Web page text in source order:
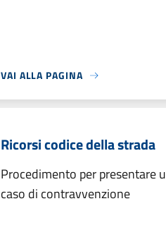
VAI ALLA PAGINA
Ricorsi codice della strada
Procedimento per presentare
caso di contravvenzione